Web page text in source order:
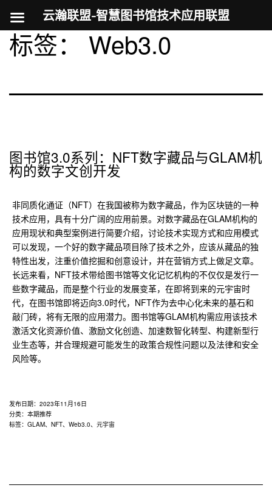
标签： Web3.0
图书馆3.0系列：NFT数字藏品与GLAM机
构的数字文创开发
非同质化通证（NFT）在我国被称为数字藏品，作为区块链的一种
技术应用，具有十分广阔的应用前景。对数字藏品在GLAM机构的
应用现状和典型案例进行简要介绍，讨论技术实现方式和应用模式
可以发现，一个好的数字藏品项目除了技术之外，应该从藏品的独
特性出发，注重价值挖掘和创意设计，并在营销方式上做足文章。
长远来看，NFT技术带给图书馆等文化记忆机构的不仅仅是发行一
些数字藏品，而是整个行业的发展变革，在即将到来的元宇宙时
代，在图书馆即将迈向3.0时代，NFT作为去中心化未来的基石和
敲门砖，将有无限的应用潜力。图书馆等GLAM机构需应用该技术
激活文化资源价值、激励文化创造、加速数智化转型、构建新型行
业生态等，并合理规避可能发生的政策合规性问题以及法律和安全
风险等。
发布日期： 2023年11月16日
分类： 本期推荐
标签： GLAM、 NFT、 Web3.0、 元宇宙
云瀚联盟-智慧图书馆技术应用联盟